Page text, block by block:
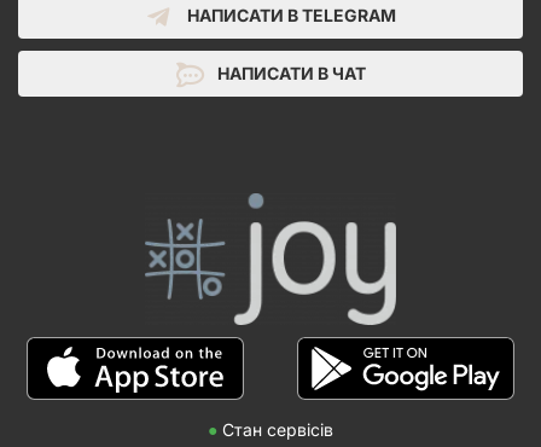
НАПИСАТИ В TELEGRAM
НАПИСАТИ В ЧАТ
● Стан сервісів